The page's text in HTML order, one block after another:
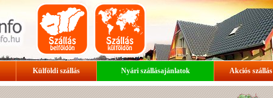
Külföldi szállás Nyári szállásajánlatok Akciós szállás